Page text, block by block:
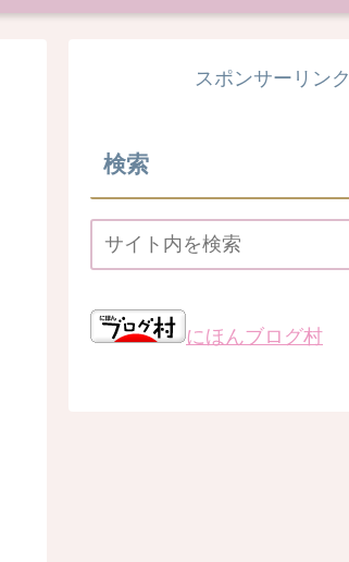
スポンサーリンク
検索
にほんブログ村